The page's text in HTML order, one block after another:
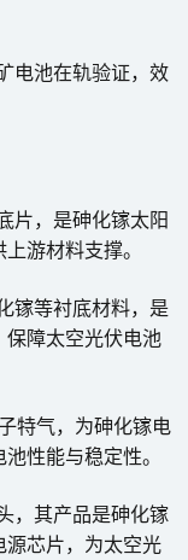
电池在轨验证，效
片，是砷化镓太阳
游材料支撑。
镓等衬底材料，是
障太空光伏电池
特气，为砷化镓电
性能与稳定性。
，其产品是砷化镓
芯片，为太空光